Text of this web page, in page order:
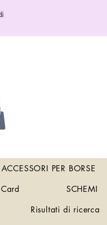
ACCESSORI PER BORSE
SCHEMI
Risultati di ricerca